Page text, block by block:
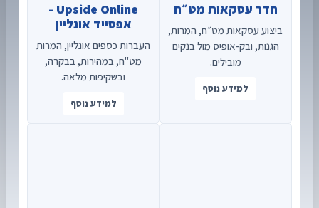
חדר עסקאות מט״ח
ביצוע עסקאות מט״ח, המרות,
הגנות, ובק-אופיס מול בנקים
מובילים.
למידע נוסף
Upside Online -
אפסייד אונליין
העברות כספים אונליין, המרות
מט"ח, במהירות, בבקרה,
ובשקיפות מלאה.
למידע נוסף